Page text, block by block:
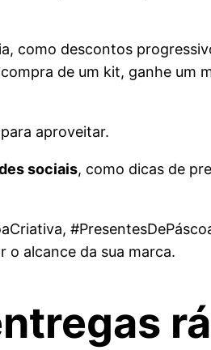
como descontos
de um kit, ganhe um
aproveitar.
sociais, como dicas de
o alcance da sua marca.